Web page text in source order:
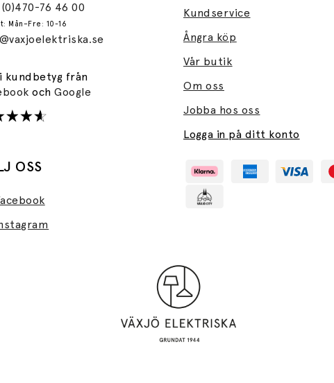
76 46 00
Mån–Fre: 10-16
kundbetyg från
ochGoogle
Kundservice
Ångra köp
Vår butik
Om oss
Jobba hos oss
Logga in på ditt konto
OSS